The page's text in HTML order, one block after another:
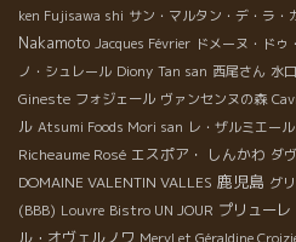
ken Fujisawa shi サン・マルタン・デ・ラ・
Nakamoto Jacques Février ドメーヌ・ドゥ
ノ・シュレール Diony Tan san 西尾さん 水
Gineste フォジェール ヴァンセンヌの森
ル Atsumi Foods Mori san レ・ザルミエール
Richeaume Rosé エスポア・ しんかわ ダ
DOMAINE VALENTIN VALLES 鹿児島 グ
(BBB) Louvre Bistro UN JOUR プリューレ
ル・オヴェルノワ